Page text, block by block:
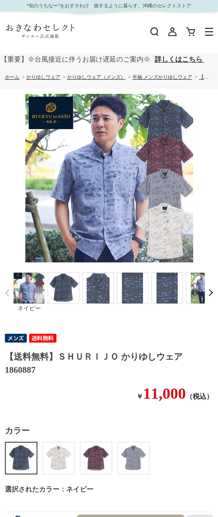
【送料無料】ＳＨＵＲＩＪＯ かりゆしウェア 1860887｜おきなわセレクト サンエー公式通販
“旬のうちなー”をおすそわけ 旅するように暮らす、沖縄のセレクトストア
【重要】※台風接近に伴うお届け遅延のご案内※ 詳しくはこちら
ホーム > かりゆしウェア > かりゆしウェア（メンズ） > 半袖 メンズかりゆしウェア > 【送料無料】ＳＨＵＲＩＪＯ かりゆしウェア 1860887
ネイビー
Prev
【送料無料】ＳＨＵＲＩＪＯ かりゆしウェア
1860887
￥ 11,000 （税込）
カラー
選択されたカラー：ネイビー